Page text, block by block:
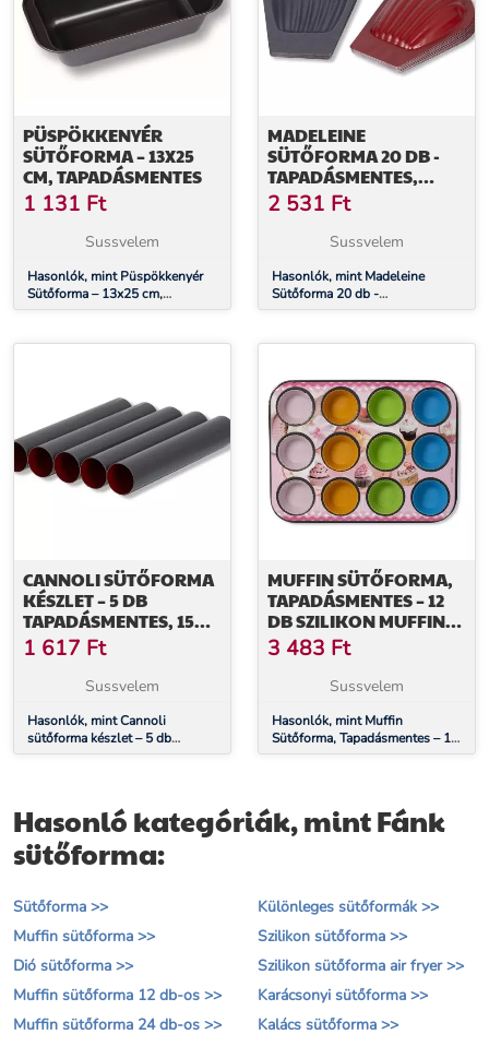
PÜSPÖKKENYÉR
SÜTŐFORMA – 13X25
CM, TAPADÁSMENTES
1 131 Ft
Sussvelem
Hasonlók, mint Püspökkenyér
Sütőforma – 13x25 cm,
Tapadásmentes
MADELEINE
SÜTŐFORMA 20 DB -
TAPADÁSMENTES,
KAGYLÓ SÜTIKHEZ
2 531 Ft
Sussvelem
Hasonlók, mint Madeleine
Sütőforma 20 db -
Tapadásmentes, Kagyló
CANNOLI SÜTŐFORMA
KÉSZLET – 5 DB
TAPADÁSMENTES, 15
CM-ES MÉRET
1 617 Ft
Sussvelem
Hasonlók, mint Cannoli
sütőforma készlet – 5 db
tapadásmentes, 15 cm-es méret
MUFFIN SÜTŐFORMA,
TAPADÁSMENTES – 12
DB SZILIKON MUFFIN
KAPSZLIVAL
3 483 Ft
Sussvelem
Hasonlók, mint Muffin
Sütőforma, Tapadásmentes – 12
Db Szilikon Muffin Kapszlival
Hasonló kategóriák, mint Fánk
sütőforma:
Sütőforma >>
Különleges sütőformák >>
Muffin sütőforma >>
Szilikon sütőforma >>
Dió sütőforma >>
Szilikon sütőforma air fryer >>
Muffin sütőforma 12 db-os >>
Karácsonyi sütőforma >>
Muffin sütőforma 24 db-os >>
Kalács sütőforma >>